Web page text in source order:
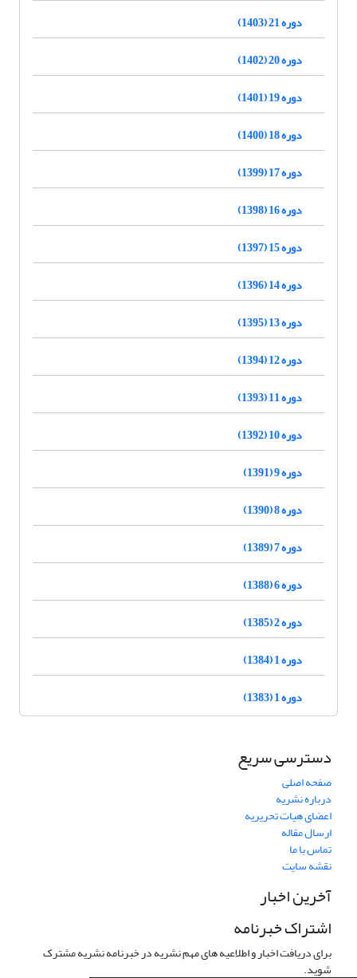
دوره 21 (1403)
دوره 20 (1402)
دوره 19 (1401)
دوره 18 (1400)
دوره 17 (1399)
دوره 16 (1398)
دوره 15 (1397)
دوره 14 (1396)
دوره 13 (1395)
دوره 12 (1394)
دوره 11 (1393)
دوره 10 (1392)
دوره 9 (1391)
دوره 8 (1390)
دوره 7 (1389)
دوره 6 (1388)
دوره 2 (1385)
دوره 1 (1384)
دوره 1 (1383)
دسترسی سریع
صفحه اصلی
درباره نشریه
اعضای هیات تحریریه
ارسال مقاله
تماس با ما
نقشه سایت
آخرین اخبار
اشتراک خبرنامه
برای دریافت اخبار و اطلاعیه های مهم نشریه در خبرنامه نشریه مشترک
شوید.